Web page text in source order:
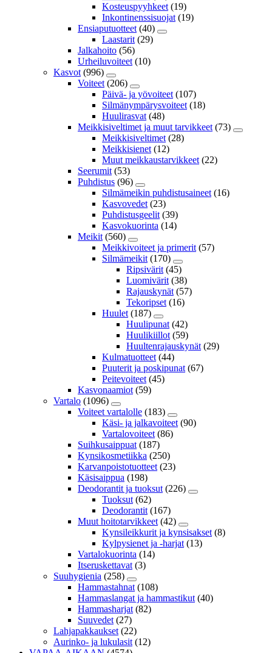
Kosteuspyyhkeet (19)
Inkontinenssisuojat (19)
Ensiaputuotteet (40)
Laastarit (29)
Jalkahoito (56)
Urheiluvoiteet (10)
Kasvot (996)
Voiteet (206)
Päivä- ja yövoiteet (107)
Silmänympärysvoiteet (18)
Huulirasvat (48)
Meikkisiveltimet ja muut tarvikkeet (73)
Meikkisiveltimet (28)
Meikkisienet (12)
Muut meikkaustarvikkeet (22)
Seerumit (53)
Puhdistus (96)
Silmämeikin puhdistusaineet (16)
Kasvovedet (23)
Puhdistusgeelit (39)
Kasvokuorinta (14)
Meikit (560)
Meikkivoiteet ja primerit (57)
Silmämeikit (170)
Ripsivärit (45)
Luomivärit (38)
Rajauskynät (57)
Tekoripset (16)
Huulet (187)
Huulipunat (42)
Huulikiillot (59)
Huultenrajauskynät (29)
Kulmatuotteet (44)
Puuterit ja poskipunat (67)
Peitevoiteet (45)
Kasvonaamiot (59)
Vartalo (1096)
Voiteet vartalolle (183)
Käsi- ja jalkavoiteet (90)
Vartalovoiteet (86)
Suihkusaippuat (187)
Kynsikosmetiikka (250)
Karvanpoistotuotteet (23)
Käsisaippua (198)
Deodorantit ja tuoksut (226)
Tuoksut (62)
Deodorantit (167)
Muut hoitotarvikkeet (42)
Kynsileikkurit ja kynsisakset (8)
Kylpysienet ja -harjat (13)
Vartalokuorinta (14)
Itseruskettavat (3)
Suuhygienia (258)
Hammastahnat (108)
Hammaslangat ja hammastikut (40)
Hammasharjat (82)
Suuvedet (27)
Lahjapakkaukset (22)
Aurinko- ja lukulasit (12)